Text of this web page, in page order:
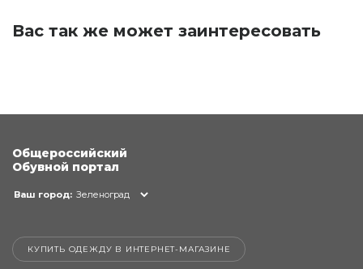
Вас так же может заинтересовать
Общероссийский
Обувной портал
Ваш город: Зеленоград
КУПИТЬ ОДЕЖДУ В ИНТЕРНЕТ-МАГАЗИНЕ